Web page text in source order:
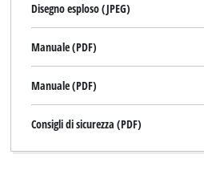
Disegno esploso (JPEG)
Manuale (PDF)
Manuale (PDF)
Consigli di sicurezza (PDF)